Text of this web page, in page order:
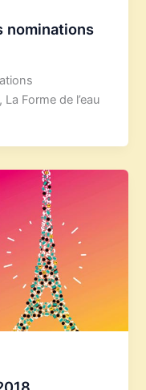
nominations
Forme de l’eau